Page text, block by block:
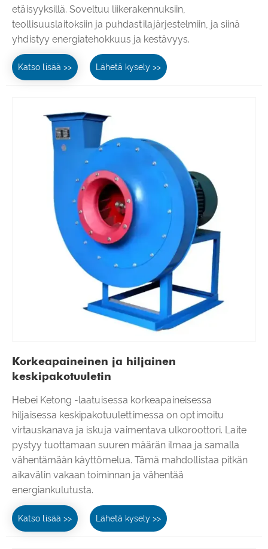
etäisyyksillä. Soveltuu liikerakennuksiin,
teollisuuslaitoksiin ja puhdastilajärjestelmiin, ja siinä
yhdistyy energiatehokkuus ja kestävyys.
Katso lisää >> Lähetä kysely >>
Korkeapaineinen ja hiljainen
keskipakotuuletin
Hebei Ketong -laatuisessa korkeapaineisessa
hiljaisessa keskipakotuulettimessa on optimoitu
virtauskanava ja iskuja vaimentava ulkoroottori. Laite
pystyy tuottamaan suuren määrän ilmaa ja samalla
vähentämään käyttömelua. Tämä mahdollistaa pitkän
aikavälin vakaan toiminnan ja vähentää
energiankulutusta.
Katso lisää >> Lähetä kysely >>